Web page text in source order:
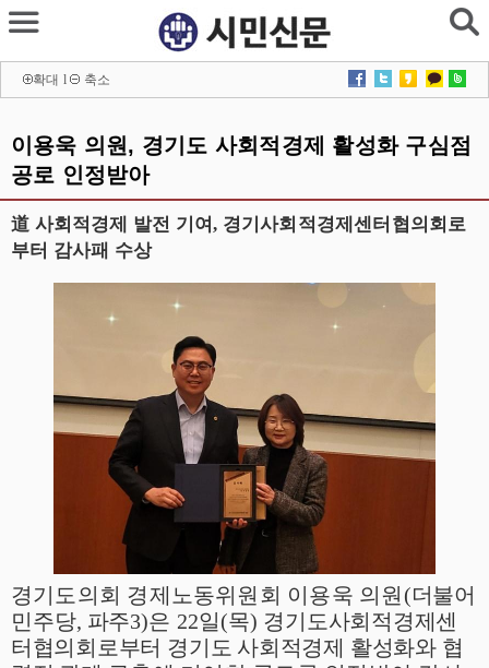
확대 l 축소
이용욱 의원, 경기도 사회적경제 활성화 구심점
공로 인정받아
道 사회적경제 발전 기여, 경기사회적경제센터협의회로
부터 감사패 수상
경기도의회 경제노동위원회 이용욱 의원 (더불어
민주당, 파주3)은 22일(목) 경기도사회적경제센
터협의회로부터 경기도 사회적경제 활성화와 협